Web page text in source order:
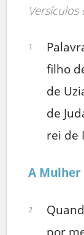
Versículos
1
filho
de
de
rei de
A Mulher
2
por